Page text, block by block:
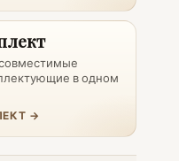
в одном
→